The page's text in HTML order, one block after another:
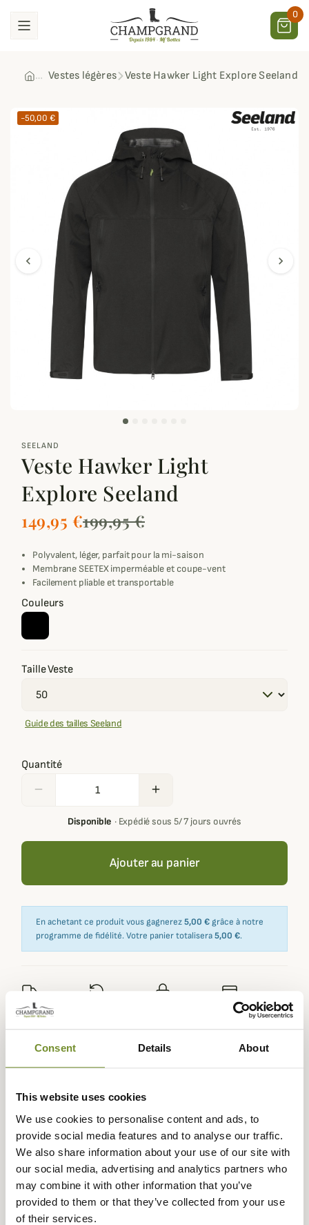
Consent Details About
This website uses cookies
We use cookies to personalise content and ads, to
provide social media features and to analyse our traffic.
We also share information about your use of our site with
our social media, advertising and analytics partners who
may combine it with other information that you’ve
provided to them or that they’ve collected from your use
of their services.
0
Vestes légères Veste Hawker Light Explore Seeland
chevron_left chevron_right
-50,00 €
SEELAND
Veste Hawker Light
Explore Seeland
149,95 €199,95 €
Polyvalent, léger, parfait pour la mi-saison
Membrane SEETEX imperméable et coupe-vent
Facilement pliable et transportable
Couleurs
Taille Veste
Guide des tailles Seeland
Quantité
remove add
Disponible· Expédié sous 5/ 7 jours ouvrés
Ajouter au panier
En achetant ce produit vous gagnerez5,00 € grâce à notre
programme de fidélité. Votre panier totalisera5,00 €.
Expédié dans
Paiement en
Description
Seelandvous propose cette veste Hawker Light Explore,
imperméable, coupe-vent et légère, elle sera parfaite en
cas d'averses lors de la mi-saison.
Cette veste hawker est confectionné dans un tissu en